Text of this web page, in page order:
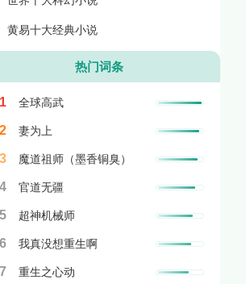
黄易十大经典小说
热门词条
1 全球高武
2 妻为上
3 魔道祖师（墨香铜臭）
4 官道无疆
5 超神机械师
6 我真没想重生啊
7 重生之心动